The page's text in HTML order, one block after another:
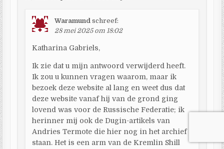
Waramund schreef:
28 mei 2025 om 18:02
Katharina Gabriels,
Ik zie dat u mijn antwoord verwijderd heeft.
Ik zou u kunnen vragen waarom, maar ik
bezoek deze website al lang en weet dus dat
deze website vanaf hij van de grond ging
lovend was voor de Russische Federatie; ik
herinner mij ook de Dugin-artikels van
Andries Termote die hier nog in het archief
staan. Het is een arm van de Kremlin Shill